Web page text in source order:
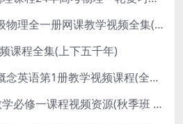
沪科版(初三)九年级物理全一册网课教学视频全集(录播版 杜春雨 66讲)
课程全集(上下五千年)
[胡金铭 Diana]新概念英语第1册教学视频课程(全集 百度网盘下载)
2022赵礼显高一数学必修一课程视频资源(秋季班 含讲义)百度网盘云